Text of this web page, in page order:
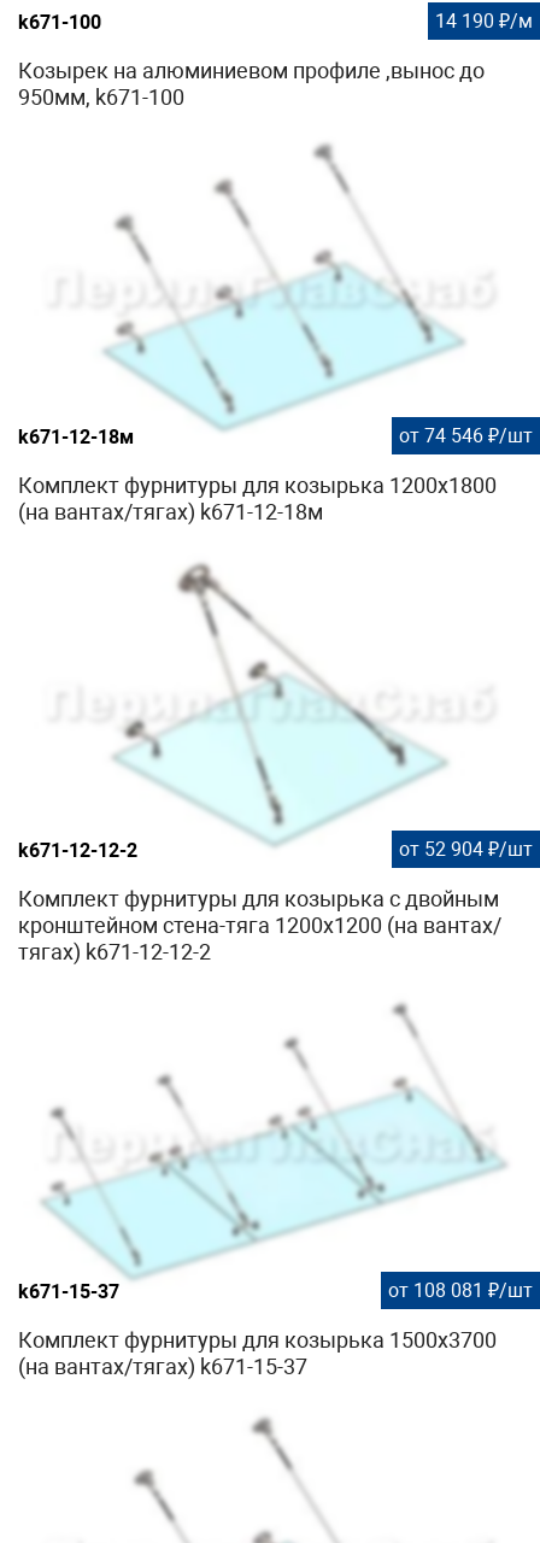
распорных клиньев и вставок в отверстия в стекле
чтобы исключить попадание влаги во внутрь профиля.
k671-100 14 190 ₽/м
Козырек на алюминиевом профиле ,вынос до
950мм, k671-100
k671-12-18м от 74 546 ₽/шт
Комплект фурнитуры для козырька 1200х1800
(на вантах/тягах) k671-12-18м
k671-12-12-2 от 52 904 ₽/шт
Комплект фурнитуры для козырька с двойным
кронштейном стена-тяга 1200х1200 (на вантах/
тягах) k671-12-12-2
k671-15-37 от 108 081 ₽/шт
Комплект фурнитуры для козырька 1500х3700
(на вантах/тягах) k671-15-37